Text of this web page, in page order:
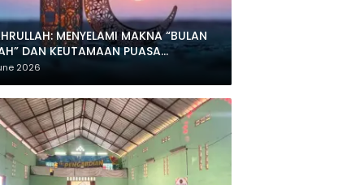
MENYELAMI MAKNA “BULAN
DAN KEUTAMAAN PUASA
2026